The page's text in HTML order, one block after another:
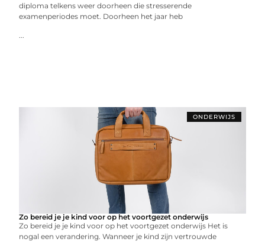
diploma telkens weer doorheen die stresserende
examenperiodes moet. Doorheen het jaar heb
...
ONDERWIJS
Zo bereid je je kind voor op het voortgezet onderwijs
Zo bereid je je kind voor op het voortgezet onderwijs Het is
nogal een verandering. Wanneer je kind zijn vertrouwde